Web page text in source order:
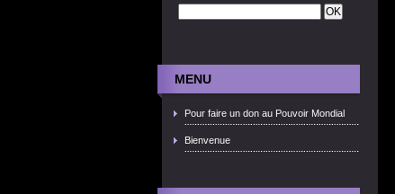
MENU
Pour faire un don au Pouvoir Mondial
Bienvenue